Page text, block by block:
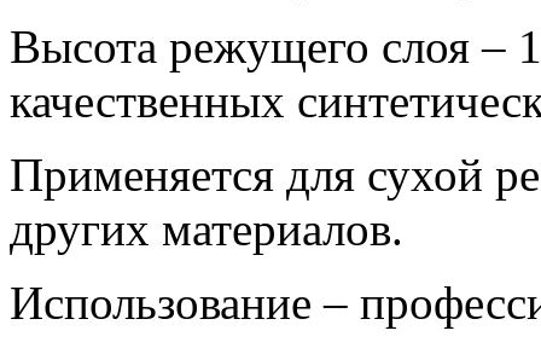
Высота режущего слоя –
качественных
Применяется для сухой
других материалов.
Использование –